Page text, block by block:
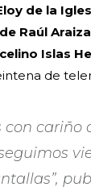
de la
Raúl
Islas
de
con cariño